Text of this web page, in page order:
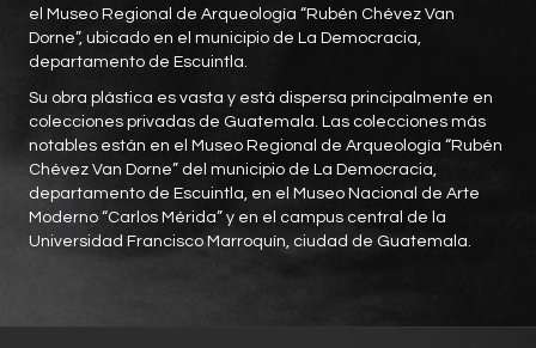
el Museo Regional de Arqueología “Rubén Chévez Van
Dorne”, ubicado en el municipio de La Democracia,
departamento de Escuintla.
Su obra plástica es vasta y está dispersa principalmente en
colecciones privadas de Guatemala. Las colecciones más
notables están en el Museo Regional de Arqueología “Rubén
Chévez Van Dorne” del municipio de La Democracia,
departamento de Escuintla, en el Museo Nacional de Arte
Moderno “Carlos Mérida” y en el campus central de la
Universidad Francisco Marroquín, ciudad de Guatemala.